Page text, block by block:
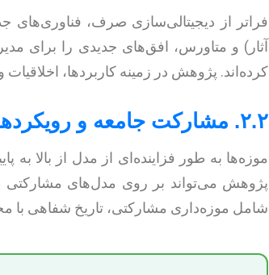
فراتر از دیجیتالی‌سازی صرف، فناوری‌های
آثار) و متاورس، افق‌های جدیدی را برای
کرده‌اند. پژوهش در زمینه کاربردها،
۲.۲. مشارکت جامعه و رویکردهای مردمی
موزه‌ها به طور فزاینده‌ای از مدل از بالا
پژوهش می‌تواند بر روی مدل‌های مشارکتی
شامل موزه‌داری مشارکتی، تاریخ شفاهی با